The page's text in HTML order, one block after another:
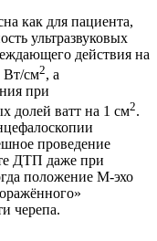
как для пациента,
ультразвуковых
действия на
Вт/см2, а
при
долей ватт на 1 см2.
проведение
ДТП даже при
положение М-эхо
черепа.